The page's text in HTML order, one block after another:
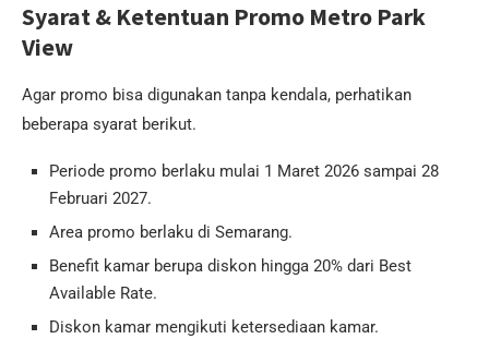
Syarat & Ketentuan Promo Metro Park
View
Agar promo bisa digunakan tanpa kendala, perhatikan
beberapa syarat berikut.
Periode promo berlaku mulai 1 Maret 2026 sampai 28
Februari 2027.
Area promo berlaku di Semarang.
Benefit kamar berupa diskon hingga 20% dari Best
Available Rate.
Diskon kamar mengikuti ketersediaan kamar.